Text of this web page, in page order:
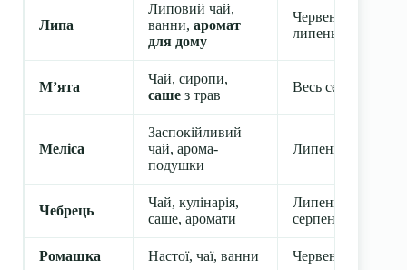
Липа
Липовий чай,
ванни, аромат
для дому
Червень –
липень
М’ята
Чай, сиропи,
саше з трав
Весь сезон
Меліса
Заспокійливий
чай, арома-
подушки
Липень
Чебрець
Чай, кулінарія,
саше, аромати
Липень –
серпень
Ромашка Настої, чаї, ванни Червень